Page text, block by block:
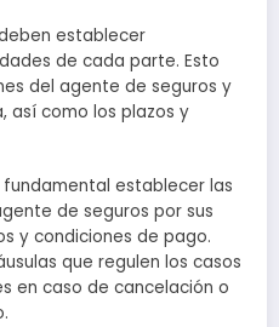
establecer
de cada parte. Esto
del agente de seguros y
así como los plazos y
fundamental establecer las
de seguros por sus
y condiciones de pago.
que regulen los casos
en caso de cancelación o